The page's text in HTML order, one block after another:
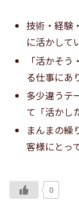
技術・経験
に活かして
「活かそ
る仕事にあ
多少違うテ
て「活かし
まんまの繰
客様にとっ
0